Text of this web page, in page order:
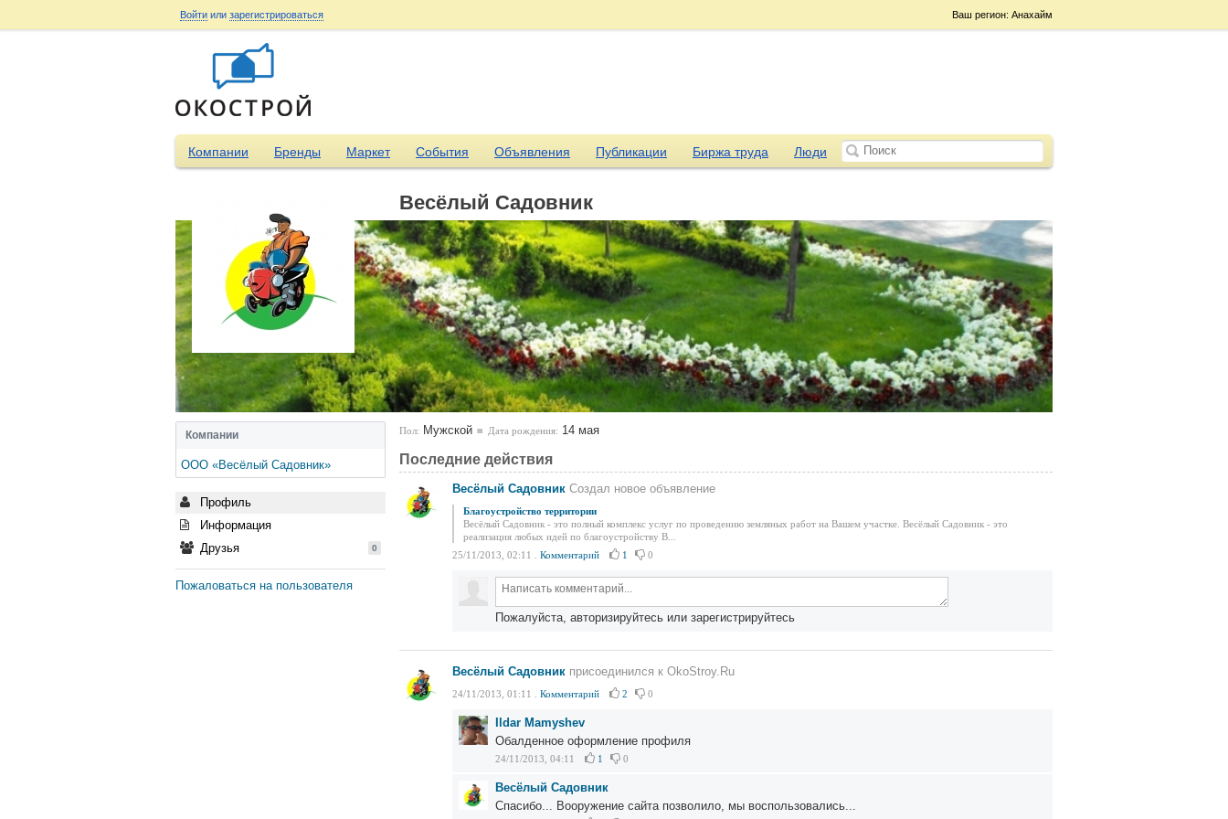
Ваш регион: Анахайм
Войти или зарегистрироваться
Компании Бренды Маркет События Объявления Публикации Биржа труда Люди
Компании
ООО «Весёлый Садовник»
Профиль
Информация
Друзья
0
Пожаловаться на пользователя
Весёлый Садовник
Пол: Мужской Дата рождения: 14 мая
Последние действия
Весёлый Садовник Создал новое объявление
Благоустройство территории
Весёлый Садовник - это полный комплекс услуг по проведению земляных работ на Вашем участке. Весёлый Садовник - это
реализация любых идей по благоустройству В...
25/11/2013, 02:11
Комментарий 1 0
Пожалуйста, авторизируйтесь или зарегистрируйтесь
Весёлый Садовник присоединился к OkoStroy.Ru
24/11/2013, 01:11 Комментарий 2 0
Ildar Mamyshev
Обалденное оформление профиля
24/11/2013, 04:11 1 0
Весёлый Садовник
Спасибо... Вооружение сайта позволило, мы воспользовались...